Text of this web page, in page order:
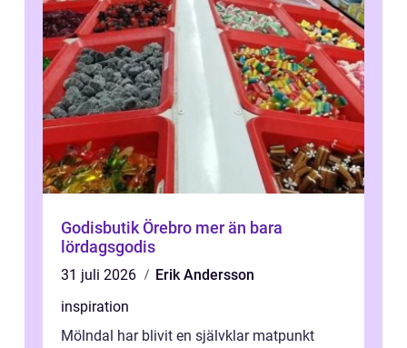
Godisbutik Örebro mer än bara
lördagsgodis
31 juli 2026
Erik Andersson
inspiration
Mölndal har blivit en självklar matpunkt